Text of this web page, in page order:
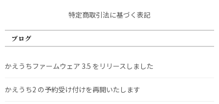
特定商取引法に基づく表記
ブログ
かえうちファームウェア 3.5 をリリースしました
かえうち2 の予約受け付けを再開いたします